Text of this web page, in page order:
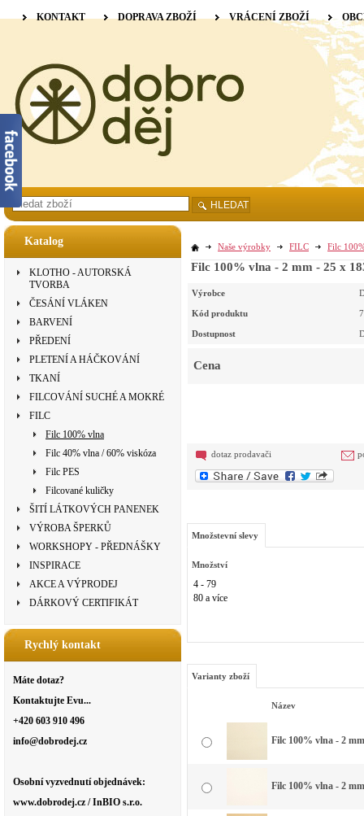
Katalog
KLOTHO - AUTORSKÁ
TVORBA
ČESÁNÍ VLÁKEN
BARVENÍ
PŘEDENÍ
PLETENÍ A HÁČKOVÁNÍ
TKANÍ
FILCOVÁNÍ SUCHÉ A MOKRÉ
FILC
Filc 100% vlna
Filc 40% vlna / 60% viskóza
Filc PES
Filcované kuličky
ŠITÍ LÁTKOVÝCH PANENEK
VÝROBA ŠPERKŮ
WORKSHOPY - PŘEDNÁŠKY
INSPIRACE
AKCE A VÝPRODEJ
DÁRKOVÝ CERTIFIKÁT
Rychlý kontakt
Máte dotaz?
Kontaktujte Evu...
+420 603 910 496
info@dobrodej.cz
Osobní vyzvednutí objednávek:
www.dobrodej.cz / InBIO s.r.o.
Naše výrobky FILC Filc
Filc 100% vlna - 2 mm - 25 x
Výrobce
Kód produktu
Dostupnost
Cena
dotaz prodavači
Množstevní slevy
Množství
4 - 79
80 a více
Varianty zboží
Název
Filc 100% vlna - 2
Filc 100% vlna - 2
KONTAKT DOPRAVA ZBOŽÍ VRÁCENÍ ZBOŽÍ
HLEDAT